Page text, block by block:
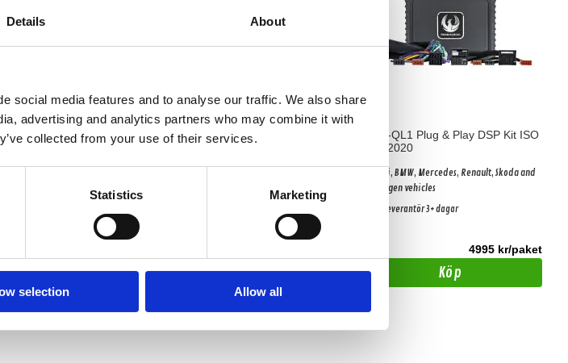
Details About
social media features and to analyse our traffic. We also share
advertising and analytics partners who may combine it with
collected from your use of their services.
Statistics Marketing
selection Allow all
ISO5
Axton DSP förstärkare. Gäller
Bevaka
Axton DSP A594DSP-ISO33
Bevaka
ZDAP-QL1 Plug & Play DSP Kit ISO
1998-2020
För Audi, BMW, Mercedes, Renault, Skoda and
Volkswagen vehicles
Hos leverantör 3+ dagar
4995 kr/paket
Köp